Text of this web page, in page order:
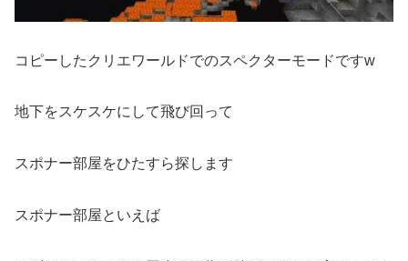
コピーしたクリエワールドでのスペクターモードですw
地下をスケスケにして飛び回って
スポナー部屋をひたすら探します
スポナー部屋といえば